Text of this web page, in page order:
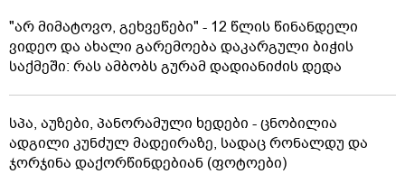
"არ მიმატოვო, გეხვეწები" - 12 წლის წინანდელი
ვიდეო და ახალი გარემოება დაკარგული ბიჭის
საქმეში: რას ამბობს გურამ დადიანიძის დედა
სპა, აუზები, პანორამული ხედები - ცნობილია
ადგილი კუნძულ მადეირაზე, სადაც რონალდუ და
ჯორჯინა დაქორწინდებიან (ფოტოები)